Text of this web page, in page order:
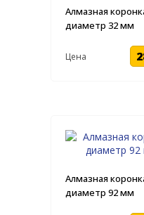
Алмазная
диаметр 32 мм
Цена
Алмазная
диаметр 92 мм